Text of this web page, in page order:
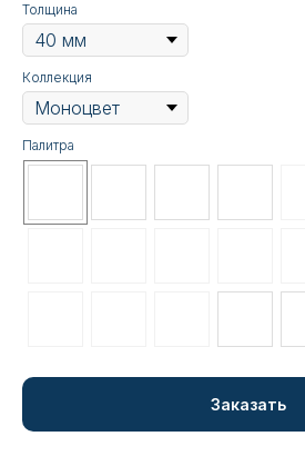
Толщина
Коллекция
Палитра
Заказать